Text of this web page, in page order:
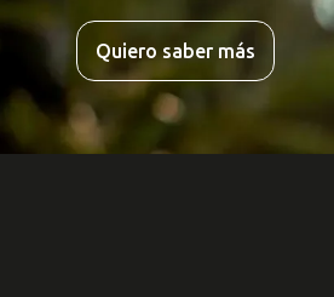
Quiero saber más